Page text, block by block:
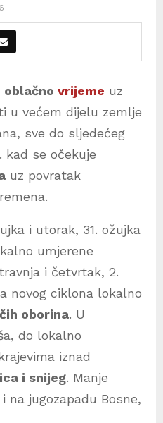
oblačno vrijeme uz
u većem dijelu zemlje
sve do sljedećeg
kad se očekuje
uz povratak
i utorak, 31. ožujka
umjerene
i četvrtak, 2.
novog ciklona lokalno
oborina. U
do lokalno
iznad
i snijeg. Manje
na jugozapadu Bosne,